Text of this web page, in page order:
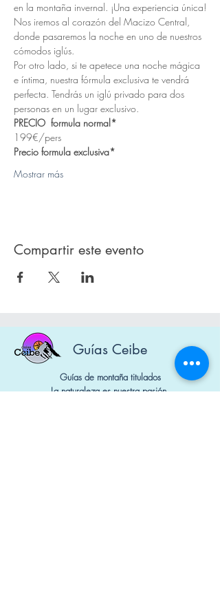
en la montaña invernal. ¡Una experiencia única!
Nos iremos al corazón del Macizo Central,
donde pasaremos la noche en uno de nuestros
cómodos iglús.
Por otro lado, si te apetece una noche mágica
e íntima, nuestra fórmula exclusiva te vendrá
perfecta. Tendrás un iglú privado para dos
personas en un lugar exclusivo.
PRECIO  formula normal*
199€/pers
Precio formula exclusiva*
Mostrar más
Compartir este evento
Guías Ceibe
Guías de montaña titulados
La naturaleza es nuestra pasión.